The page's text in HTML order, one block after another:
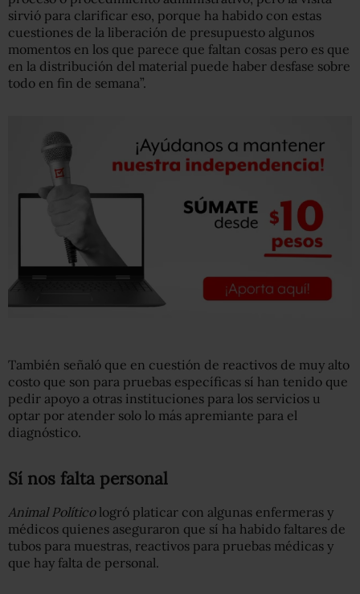
sirvió para clarificar eso, porque ha habido con estas
cuestiones de la liberación de presupuesto algunos
momentos en los que parece que faltan cosas pero es que
en la distribución del material puede haber desfase sobre
todo en fin de semana”.
También señaló que en cuestión de reactivos de muy alto
costo que son para pruebas específicas sí han tenido que
pedir apoyo a otras instituciones para los servicios u
optar por atender solo lo más apremiante para el
diagnóstico.
Sí nos falta personal
Animal Políticologró platicar con algunas enfermeras y
médicos quienes aseguraron que sí ha habido faltares de
tubos para muestras, reactivos para pruebas médicas y
que hay falta de personal.